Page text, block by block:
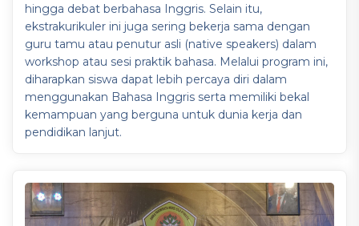
hingga debat berbahasa Inggris. Selain itu,
ekstrakurikuler ini juga sering bekerja sama dengan
guru tamu atau penutur asli (native speakers) dalam
workshop atau sesi praktik bahasa. Melalui program ini,
diharapkan siswa dapat lebih percaya diri dalam
menggunakan Bahasa Inggris serta memiliki bekal
kemampuan yang berguna untuk dunia kerja dan
pendidikan lanjut.